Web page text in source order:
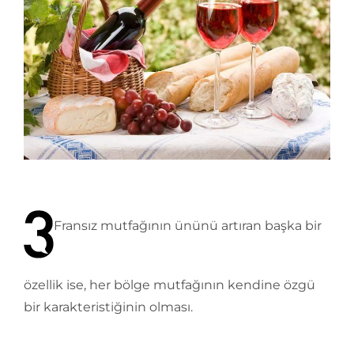
Fransız mutfağının ününü artıran başka bir
özellik ise, her bölge mutfağının kendine özgü
bir karakteristiğinin olması.